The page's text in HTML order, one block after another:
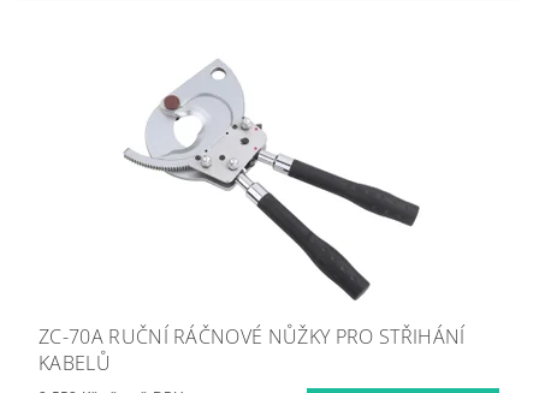
ZC-70A RUČNÍ RÁČNOVÉ NŮŽKY PRO STŘIHÁNÍ
KABELŮ